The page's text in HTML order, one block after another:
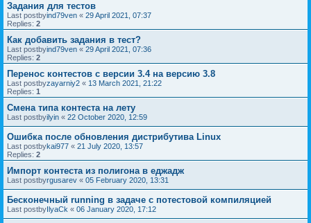
Задания для тестов
Last postbyind79ven « 29 April 2021, 07:37
Replies: 2
Как добавить задания в тест?
Last postbyind79ven « 29 April 2021, 07:36
Replies: 2
Перенос контестов с версии 3.4 на версию 3.8
Last postbyzayarniy2 « 13 March 2021, 21:22
Replies: 1
Смена типа контеста на лету
Last postbyilyin « 22 October 2020, 12:59
Ошибка после обновления дистрибутива Linux
Last postbykai977 « 21 July 2020, 13:57
Replies: 2
Импорт контеста из полигона в еджадж
Last postbyrgusarev « 05 February 2020, 13:31
Бесконечный running в задаче с потестовой компиляцией
Last postbyIlyaCk « 06 January 2020, 17:12